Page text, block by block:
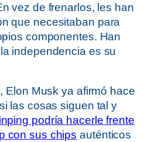
vez de frenarlos, les han
que necesitaban para
componentes. Han
independencia es su
Elon Musk ya afirmó hace
las cosas siguen tal y
podría hacerle frente
con sus chips auténticos